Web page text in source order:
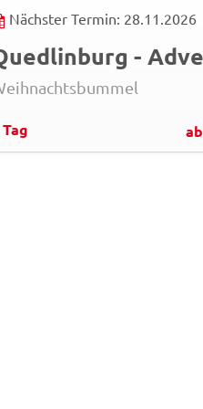
Nächster Termin: 28.11.2026
ab